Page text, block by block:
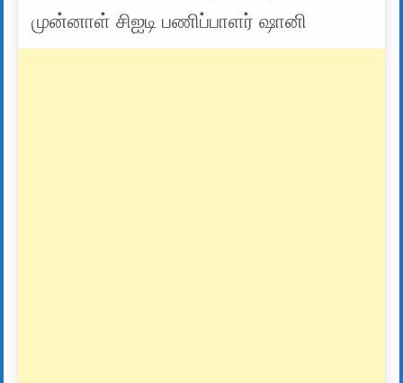
முன்னாள் சிஐடி பணிப்பாளர் ஷானி